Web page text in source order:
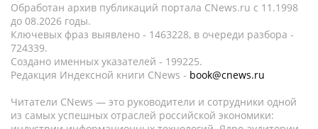
Обработан архив публикаций портала CNews.ru c 11.1998
до 08.2026 годы.
Ключевых фраз выявлено - 1463228, в очереди разбора -
724339.
Создано именных указателей - 199225.
Редакция Индексной книги CNews - book@cnews.ru
Читатели CNews — это руководители и сотрудники одной
из самых успешных отраслей российской экономики: